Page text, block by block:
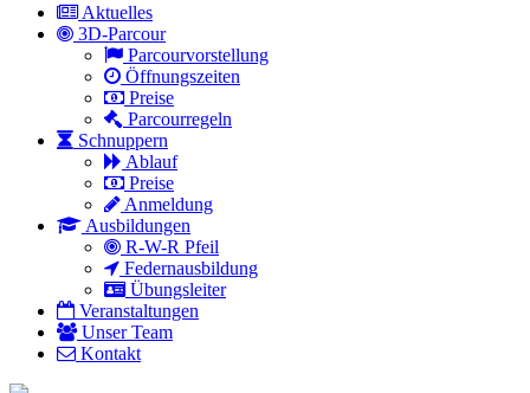
Aktuelles
3D-Parcour
Parcourvorstellung
Öffnungszeiten
Preise
Parcourregeln
Schnuppern
Ablauf
Preise
Anmeldung
Ausbildungen
R-W-R Pfeil
Federnausbildung
Übungsleiter
Veranstaltungen
Unser Team
Kontakt